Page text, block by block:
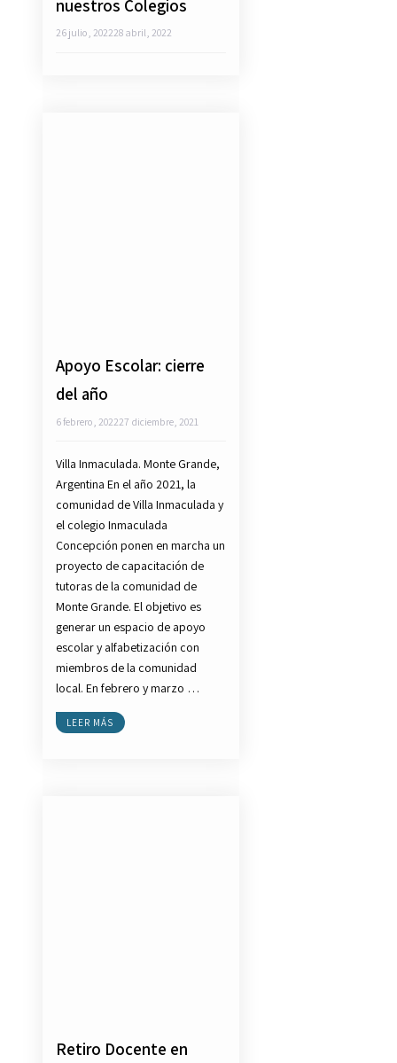
nuestros Colegios
26 julio, 202228 abril, 2022
Apoyo Escolar: cierre
del año
6 febrero, 202227 diciembre, 2021
Villa Inmaculada. Monte Grande,
Argentina En el año 2021, la
comunidad de Villa Inmaculada y
el colegio Inmaculada
Concepción ponen en marcha un
proyecto de capacitación de
tutoras de la comunidad de
Monte Grande. El objetivo es
generar un espacio de apoyo
escolar y alfabetización con
miembros de la comunidad
local. En febrero y marzo …
LEER MÁS
Retiro Docente en